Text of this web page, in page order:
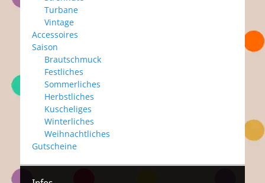
Turbane
Vintage
Accessoires
Saison
Brautschmuck
Festliches
Sommerliches
Herbstliches
Kuscheliges
Winterliches
Weihnachtliches
Gutscheine